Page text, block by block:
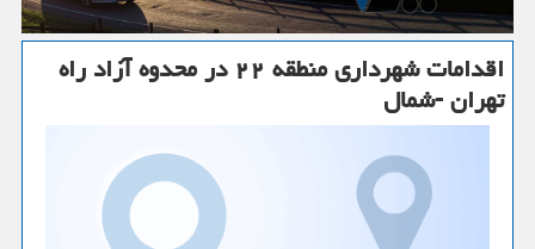
اقدامات شهرداری منطقه ۲۲ در محدوه آزاد راه
تهران -شمال